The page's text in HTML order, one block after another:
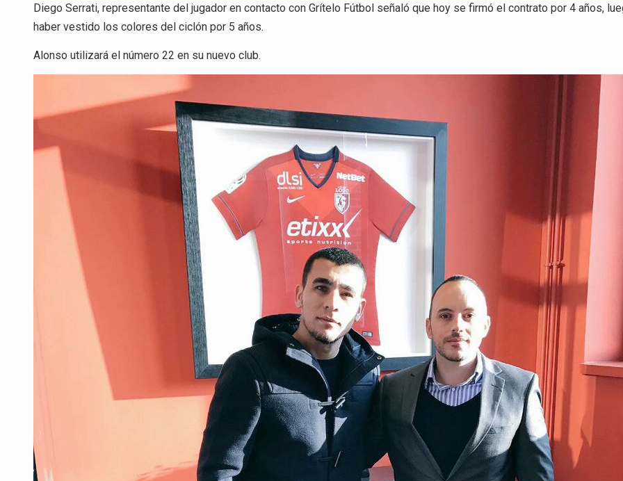
Diego Serrati, representante del jugador en contacto con Grítelo Fútbol señaló que hoy se firmó el contrato por 4 años,
haber vestido los colores del ciclón por 5 años.
Alonso utilizará el número 22 en su nuevo club.